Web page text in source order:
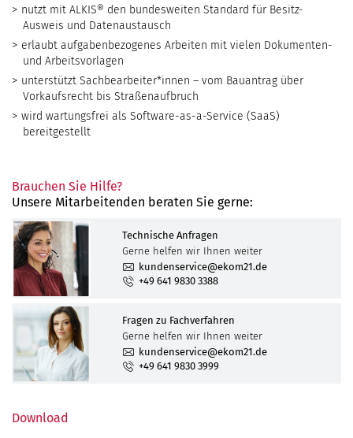
nutzt mit ALKIS® den bundesweiten Standard für Besitz-
Ausweis und Datenaustausch
erlaubt aufgabenbezogenes Arbeiten mit vielen Dokumenten-
und Arbeitsvorlagen
unterstützt Sachbearbeiter*innen – vom Bauantrag über
Vorkaufsrecht bis Straßenaufbruch
wird wartungsfrei als Software-as-a-Service (SaaS)
bereitgestellt
Brauchen Sie Hilfe?
Unsere Mitarbeitenden beraten Sie gerne:
Technische Anfragen
Gerne helfen wir Ihnen weiter
kundenservice@ekom21.de
+49 641 9830 3388
Fragen zu Fachverfahren
Gerne helfen wir Ihnen weiter
kundenservice@ekom21.de
+49 641 9830 3999
Download